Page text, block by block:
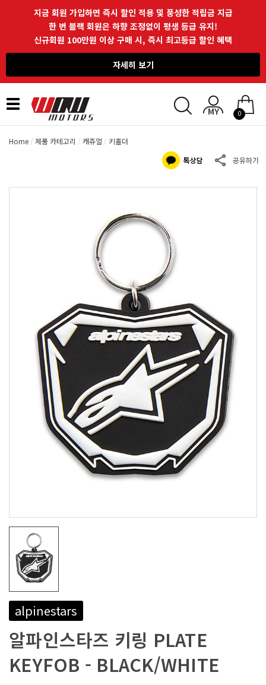
지금 회원 가입하면 즉시 할인 적용 및 풍성한 적립금 지급
한 번 블랙 회원은 하향 조정없이 평생 등급 유지!
신규회원 100만원 이상 구매 시, 즉시 최고등급 할인 혜택
자세히 보기
Toggle
navigation
0
Home 제품 카테고리 캐쥬얼 키홀더
alpinestars
알파인스타즈 키링 PLATE
KEYFOB - BLACK/WHITE